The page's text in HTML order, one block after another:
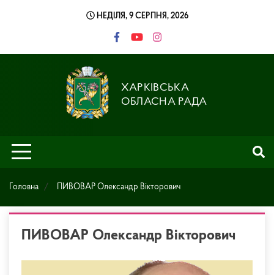
НЕДІЛЯ, 9 СЕРПНЯ, 2026
ХАРКІВСЬКА
ОБЛАСНА РАДА
Головна ПИВОВАР Олександр Вікторович
ПИВОВАР Олександр Вікторович